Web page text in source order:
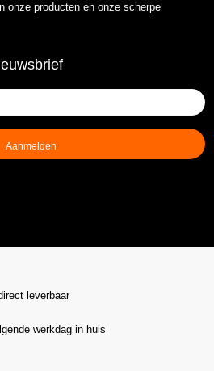
onze producten en onze scherpe
leverbaar
werkdag in huis